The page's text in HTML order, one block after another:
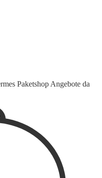
Paketshop Angebote da